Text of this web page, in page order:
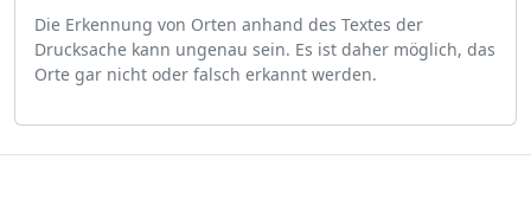
Die Erkennung von Orten anhand des Textes der
Drucksache kann ungenau sein. Es ist daher möglich, das
Orte gar nicht oder falsch erkannt werden.